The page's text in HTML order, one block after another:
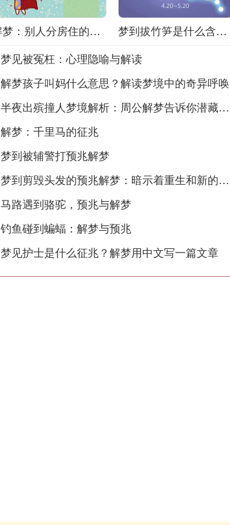
解梦：别人分房住的含义
梦到拔竹笋是什么含义？解梦用中文写一篇文章
梦见被冤枉：心理隐喻与解读
解梦孩子叫妈什么意思？解读梦境中的奇异呼唤
半夜出殡撞人梦境解析：周公解梦告诉你潜藏的含义
解梦：千里马的征兆
梦到被辅警打预兆解梦
梦到剪毁头发的预兆解梦：暗示着重生和新的开始
马路遇到骆驼，预兆与解梦
钓鱼碰到蝙蝠：解梦与预兆
梦见护士是什么征兆？解梦用中文写一篇文章